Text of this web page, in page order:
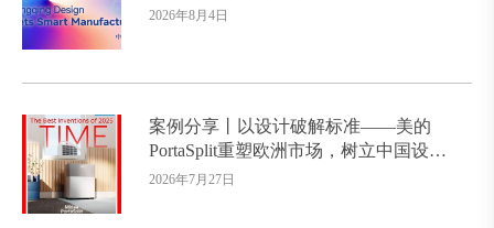
2026年8月4日
案例分享丨以设计破解标准——美的
PortaSplit重塑欧洲市场，树立中国设计
出海新标杆
2026年7月27日